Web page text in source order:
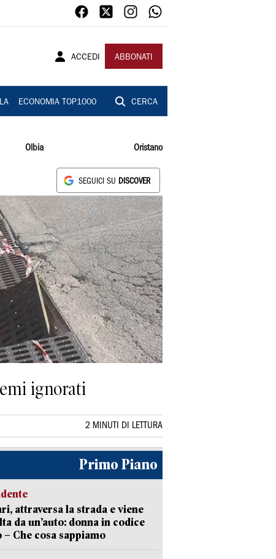
ACCEDI ABBONATI
ECONOMIA TOP1000 CERCA
Olbia Oristano
SEGUICI SU DISCOVER
ignorati
2 MINUTI DI LETTURA
Primo Piano
attraversa la strada e viene
da un’auto: donna in codice
– Che cosa sappiamo